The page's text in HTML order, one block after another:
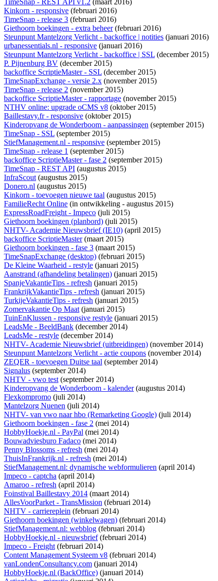
TimeSnap - REST API v1.2 (maart 2016)
Kinkorn - responsive (februari 2016)
TimeSnap - release 3 (februari 2016)
Giethoorn boekingen - extra beheer(februari 2016)
Steunpunt Mantelzorg Verlicht - backoffice | notities (januari 2016)
urbanessentials.nl - responsive (januari 2016)
Steunpunt Mantelzorg Verlicht - backoffice | SSL (december 2015)
P. Pijnenburg BV (december 2015)
backoffice ScriptieMaster - SSL (december 2015)
TimeSnapExchange - versie 2.x (november 2015)
TimeSnap - release 2 (november 2015)
backoffice ScriptieMaster - rapportage (november 2015)
NTHV online: upgrade oCMS v8 (oktober 2015)
Baillestavy.fr - responsive (oktober 2015)
Kinderopvang de Wonderboom - aanpassingen (september 2015)
TimeSnap - SSL (september 2015)
StiefManagement.nl - responsive (september 2015)
TimeSnap - release 1 (september 2015)
backoffice ScriptieMaster - fase 2 (september 2015)
TimeSnap - REST API (augustus 2015)
InfraScout (augustus 2015)
Donero.nl (augustus 2015)
Kinkorn - toevoegen nieuwe taal (augustus 2015)
FamilieRecht Online (in ontwikkeling - augustus 2015)
ExpressRoadFreight - Impeco (juli 2015)
Giethoorn boekingen (planbord) (juli 2015)
NHTV- Academie Nieuwsbrief (IE10) (april 2015)
backoffice ScriptieMaster(maart 2015)
Giethoorn boekingen - fase 3 (maart 2015)
TimeSnapExchange (desktop) (februari 2015)
De Kleine Waarheid - restyle (januari 2015)
Aanstrand (afhandeling betalingen) (januari 2015)
SpanjeVakantieTips - refresh (januari 2015)
FrankrijkVakantieTips - refresh (januari 2015)
TurkijeVakantieTips - refresh (januari 2015)
Zomervakantie Op Maat (januari 2015)
TuinEnKlussen - responsive restyle (januari 2015)
LeadsMe - BeeldBank (december 2014)
LeadsMe - restyle (december 2014)
NHTV- Academie Nieuwsbrief (uitbreidingen) (november 2014)
Steunpunt Mantelzorg Verlicht - actie coupons (november 2014)
ZEQER - toevoegen Duitse taal (september 2014)
Signalus (september 2014)
NHTV - vwo test (september 2014)
Kinderopvang de Wonderboom - kalender(augustus 2014)
Flexkompromo (juli 2014)
Mantelzorg Nuenen (juli 2014)
NHTV- van vwo naar hbo (Remarketing Google) (juli 2014)
Giethoorn boekingen - fase 2 (mei 2014)
HobbyHoekje.nl - PayPal (mei 2014)
Bouwadviesburo Fadaco (mei 2014)
Penny Blossoms - refresh (mei 2014)
ThuisInFrankrijk.nl - refresh (mei 2014)
StiefManagement.nl: dynamische webformulieren (april 2014)
Impeco - captcha (april 2014)
Amaroo - refresh (april 2014)
Foinstival Baillestavy 2014 (maart 2014)
AllesVoorParket - TransMission (februari 2014)
NHTV - carriereplein (februari 2014)
Giethoorn boekingen (winkelwagen) (februari 2014)
StiefManagement.nl: webblog (februari 2014)
HobbyHoekje.nl - nieuwsbrief(februari 2014)
Impeco - Freight (februari 2014)
Content Management Systeem v8 (februari 2014)
vanLondenConsultancy.com (januari 2014)
HobbyHoekje.nl (BackOffice) (januari 2014)